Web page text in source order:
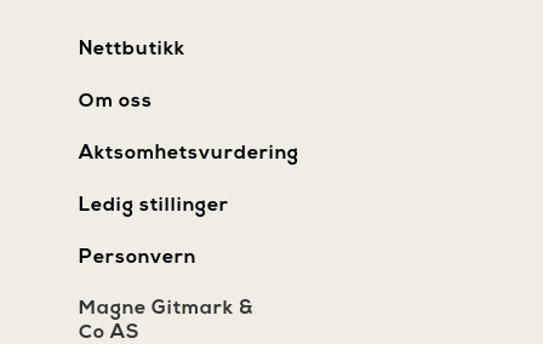
Nettbutikk
Om oss
Aktsomhetsvurdering
Ledig stillinger
Personvern
Magne Gitmark &
Co AS